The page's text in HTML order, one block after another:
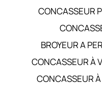
CONCASSEUR
BROYEUR A
CONCASSEUR À
CONCASSEUR